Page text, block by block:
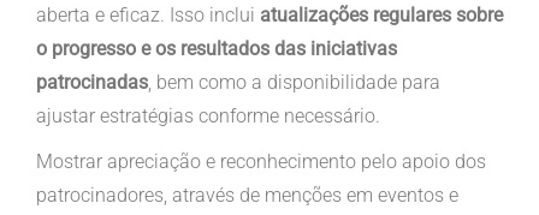
aberta e eficaz. Isso inclui atualizações regulares sobre
o progresso e os resultados das iniciativas
patrocinadas, bem como a disponibilidade para
ajustar estratégias conforme necessário.
Mostrar apreciação e reconhecimento pelo apoio dos
patrocinadores, através de menções em eventos e